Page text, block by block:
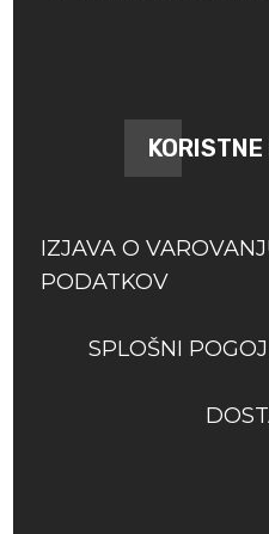
IZJAVA O
PODATKOV
SPLOŠNI